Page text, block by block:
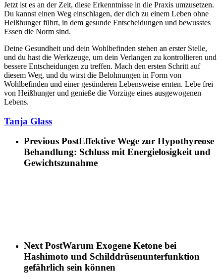
Jetzt ist es an der Zeit, diese Erkenntnisse in die Praxis umzusetzen.
Du kannst einen Weg einschlagen, der dich zu einem Leben ohne
Heißhunger führt, in dem gesunde Entscheidungen und bewusstes
Essen die Norm sind.
Deine Gesundheit und dein Wohlbefinden stehen an erster Stelle,
und du hast die Werkzeuge, um dein Verlangen zu kontrollieren und
bessere Entscheidungen zu treffen. Mach den ersten Schritt auf
diesem Weg, und du wirst die Belohnungen in Form von
Wohlbefinden und einer gesünderen Lebensweise ernten. Lebe frei
von Heißhunger und genieße die Vorzüge eines ausgewogenen
Lebens.
Tanja Glass
Previous PostEffektive Wege zur Hypothyreose
Behandlung: Schluss mit Energielosigkeit und
Gewichtszunahme
Next PostWarum Exogene Ketone bei
Hashimoto und Schilddrüsenunterfunktion
gefährlich sein können